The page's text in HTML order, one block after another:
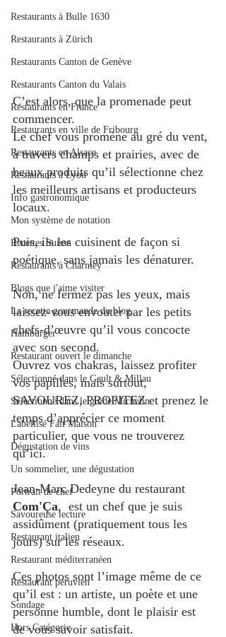
Restaurants à Bulle 1630
Restaurants à Zürich
Restaurants Canton de Genève
Restaurants Canton du Valais
Restaurants en France
Restaurants en ville de Fribourg
Restaurants en Alsace
Restaurants à Lyon
Info gastronomique
Mon système de notation
Recettes Suisse
Restaurants à Charmey
Blogs que j'aime visiter
La recette gourmande du blog.
Hamburger
Restaurant ouvert le dimanche
Sélectionné dans le Gault & Millau
Sélectionné dans le guide Michelin
Labellisé Fait Maison
Dégustation de vins
Un sommelier, une dégustation
Portrait de chef
Savoureuse lecture
Restaurant italien
Restaurant méditerranéen
Restaurant péruvien
Sondage
Hors Catégorie
C’est alors, que la promenade peut
commencer.
Le chef vous promène au gré du vent,
à travers champs et prairies, avec de
beaux produits qu’il sélectionne chez
les meilleurs artisans et producteurs
locaux.
Puis, ils les cuisinent de façon si
poétique, sans jamais les dénaturer.
Non, ne fermez pas les yeux, mais
laissez-vous envouter par les petits
chefs-d’œuvre qu’il vous concocte
avec son second.
Ouvrez vos chakras, laissez profiter
vos papilles, mais surtout,
SAVOUREZ, PROFITEZ et prenez le
temps d’apprécier ce moment
particulier, que vous ne trouverez
qu’ici.
Jean-Marc Dedeyne du restaurant
Com'Ça,  est un chef que je suis
assidûment (pratiquement tous les
jours) sur les réseaux.
Ces photos sont l’image même de ce
qu’il est : un artiste, un poète et une
personne humble, dont le plaisir est
de vous savoir satisfait.